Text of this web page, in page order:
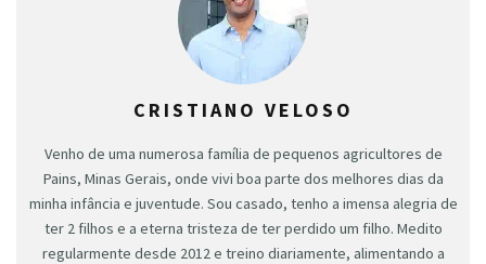
CRISTIANO VELOSO
Venho de uma numerosa família de pequenos agricultores de
Pains, Minas Gerais, onde vivi boa parte dos melhores dias da
minha infância e juventude. Sou casado, tenho a imensa alegria de
ter 2 filhos e a eterna tristeza de ter perdido um filho. Medito
regularmente desde 2012 e treino diariamente, alimentando a